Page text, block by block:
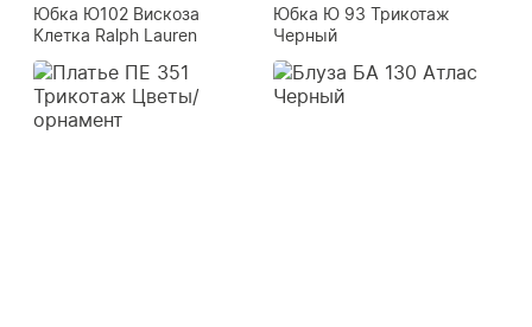
Юбка Ю102 Вискоза
Клетка Ralph Lauren
Юбка Ю 93 Трикотаж
Черный